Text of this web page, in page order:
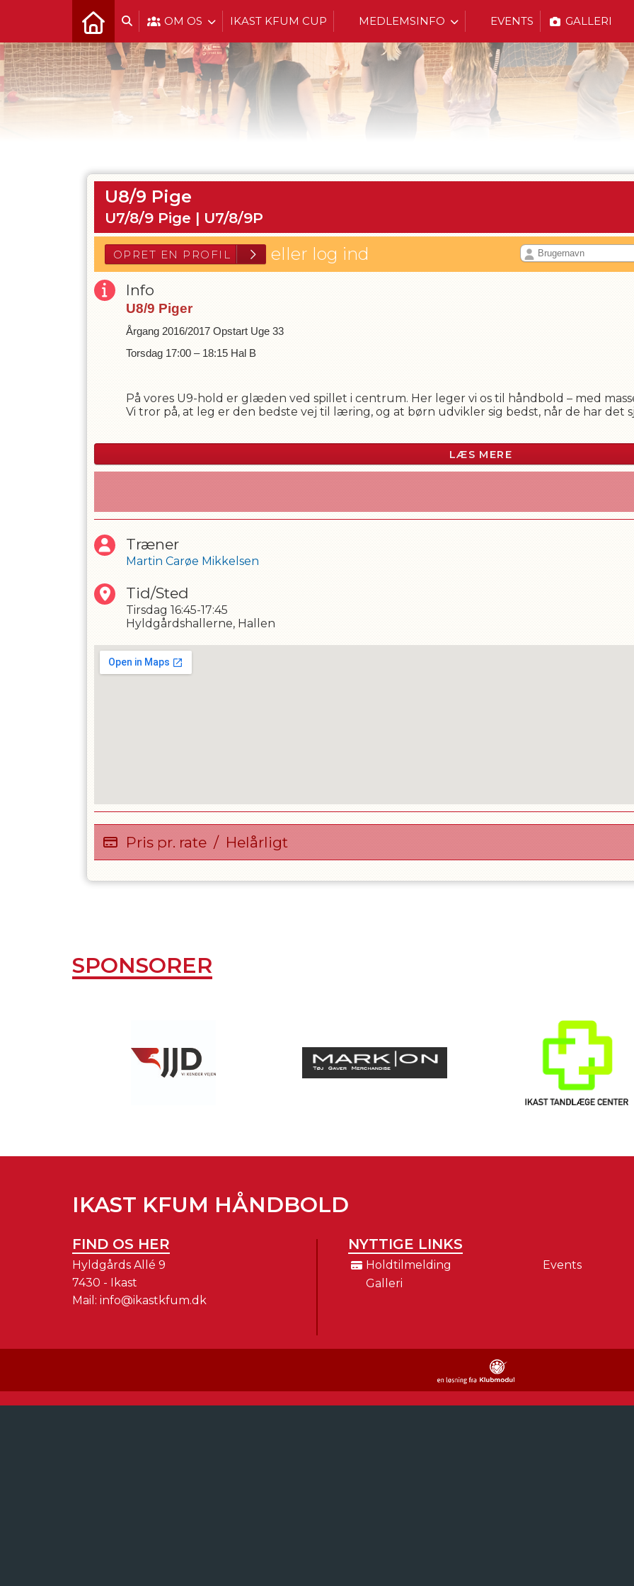
OM OS IKAST KFUM CUP MEDLEMSINFO EVENTS GALLERI
U8/9 Pige
U7/8/9 Pige | U7/8/9P
OPRET EN PROFIL
eller log ind
Info
U8/9 Piger
Årgang 2016/2017 Opstart Uge 33
Torsdag 17:00 – 18:15 Hal B
På vores U9-hold er glæden ved spillet i centrum. Her leger vi os til håndbold – med
Vi tror på, at leg er den bedste vej til læring, og at børn udvikler sig bedst, når de har det
bolden går i mål eller ej. Hos os er der plads til alle – uanset erfaring, tempo eller
holdet.
Vigtigt:Kontingentet bliver opkrævet en gang årligt.
LÆS MERE
Træner
Martin Carøe Mikkelsen
Tid/Sted
Tirsdag 16:45-17:45
Hyldgårdshallerne, Hallen
Pris pr. rate / Helårligt
SPONSORER
IKAST KFUM HÅNDBOLD
FIND OS HER
Hyldgårds Allé 9
7430 - Ikast
Mail: info@ikastkfum.dk
NYTTIGE LINKS
Holdtilmelding Events
Galleri